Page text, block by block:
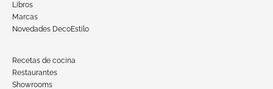
Libros
Marcas
Novedades DecoEstilo
Recetas de cocina
Restaurantes
Showrooms